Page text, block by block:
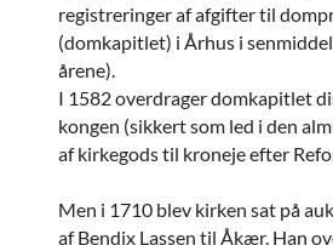
registreringer af afgifter til
(domkapitlet) i Århus i
årene).
I 1582 overdrager domkapitlet
kongen (sikkert som led i den
af kirkegods til kroneje efter
Men i 1710 blev kirken sat på
af Bendix Lassen til Åkær. Han